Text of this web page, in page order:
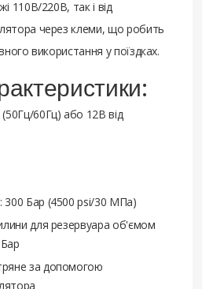
110В/220В, так і від
через клеми, що робить
використання у поїздках.
60Гц) або 12В від
300 Бар (4500 psi/30 МПа)
для резервуара об'ємом
за допомогою